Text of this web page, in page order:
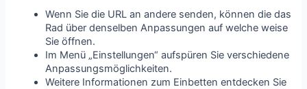
Wenn Sie die URL an andere senden, können die das
Rad über denselben Anpassungen auf welche weise
Sie öffnen.
Im Menü „Einstellungen“ aufspüren Sie verschiedene
Anpassungsmöglichkeiten.
Weitere Informationen zum Einbetten entdecken Sie